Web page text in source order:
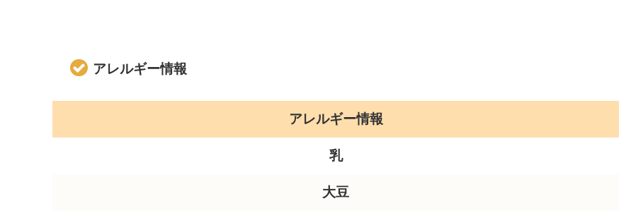
アレルギー情報
アレルギー情報
乳
大豆